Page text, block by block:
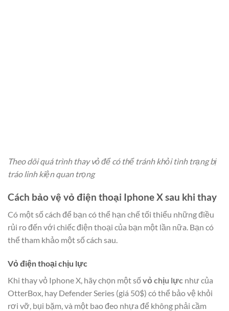
Theo dõi quá trình thay vỏ để có thể tránh khỏi tình trạng bị
tráo linh kiện quan trọng
Cách bảo vệ vỏ điện thoại Iphone X sau khi thay
Có một số cách để bạn có thể hạn chế tối thiểu những điều
rủi ro đến với chiếc điện thoại của bạn một lần nữa. Bạn có
thể tham khảo một số cách sau.
Vỏ điện thoại chịu lực
Khi thay vỏ Iphone X, hãy chọn một sốvỏ chịu lực như của
OtterBox, hay Defender Series (giá 50$) có thể bảo vệ khỏi
rơi vỡ, bụi bặm, và một bao đeo nhựa để không phải cầm